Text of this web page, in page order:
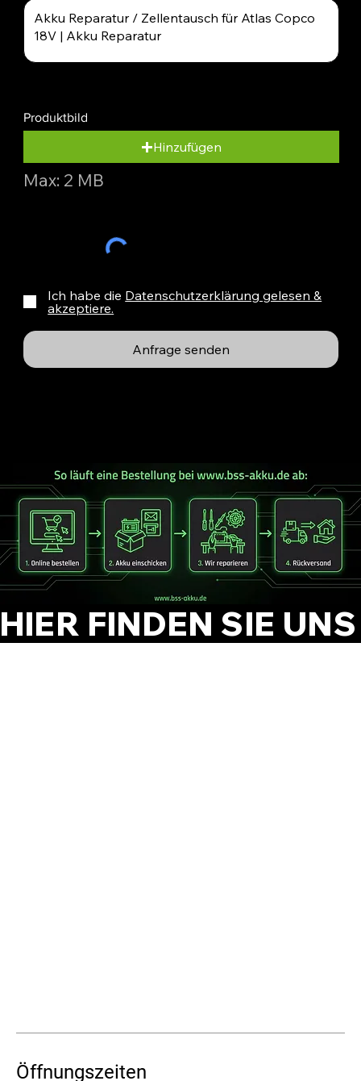
Produktbild
Hinzufügen
Max: 2 MB
Ich habe die Datenschutzerklärung gelesen &
akzeptiere.
Anfrage senden
HIER FINDEN SIE UNS
Öffnungszeiten